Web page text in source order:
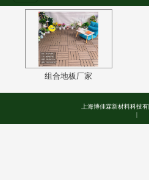
组合地板厂家
上海博佳霖新材料科技
|